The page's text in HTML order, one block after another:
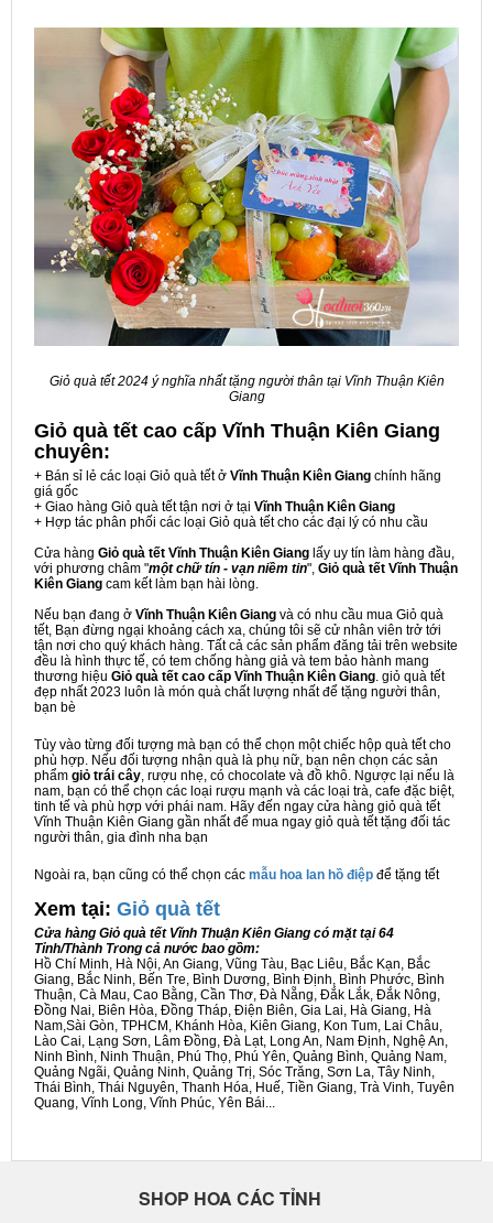
Giỏ quà tết 2024 ý nghĩa nhất tặng người thân tại Vĩnh Thuận Kiên
Giang
Giỏ quà tết cao cấp Vĩnh Thuận Kiên Giang
chuyên:
+ Bán sỉ lẻ các loại Giỏ quà tết ở Vĩnh Thuận Kiên Giang chính hãng
giá gốc
+ Giao hàng Giỏ quà tết tận nơi ở tại Vĩnh Thuận Kiên Giang
+ Hợp tác phân phối các loại Giỏ quà tết cho các đại lý có nhu cầu
Cửa hàng Giỏ quà tết Vĩnh Thuận Kiên Giang lấy uy tín làm hàng đầu,
với phương châm "một chữ tín - vạn niềm tin", Giỏ quà tết Vĩnh Thuận
Kiên Giang cam kết làm bạn hài lòng.
Nếu bạn đang ở Vĩnh Thuận Kiên Giang và có nhu cầu mua Giỏ quà
tết, Bạn đừng ngại khoảng cách xa, chúng tôi sẽ cử nhân viên trở tới
tận nơi cho quý khách hàng. Tất cả các sản phẩm đăng tải trên website
đều là hình thực tế, có tem chống hàng giả và tem bảo hành mang
thương hiệu Giỏ quà tết cao cấp Vĩnh Thuận Kiên Giang. giỏ quà tết
đẹp nhất 2023 luôn là món quà chất lượng nhất để tặng người thân,
bạn bè
Tùy vào từng đối tượng mà bạn có thể chọn một chiếc hộp quà tết cho
phù hợp. Nếu đối tượng nhận quà là phụ nữ, bạn nên chọn các sản
phẩm giỏ trái cây, rượu nhẹ, có chocolate và đồ khô. Ngược lại nếu là
nam, bạn có thể chọn các loại rượu mạnh và các loại trà, cafe đặc biệt,
tinh tế và phù hợp với phái nam. Hãy đến ngay cửa hàng giỏ quà tết
Vĩnh Thuận Kiên Giang gần nhất để mua ngay giỏ quà tết tặng đối tác
người thân, gia đình nha bạn
Ngoài ra, bạn cũng có thể chọn các mẫu hoa lan hồ điệp để tặng tết
Xem tại: Giỏ quà tết
Cửa hàng Giỏ quà tết Vĩnh Thuận Kiên Giang có mặt tại 64
Tỉnh/Thành Trong cả nước bao gồm:
Hồ Chí Minh, Hà Nội, An Giang, Vũng Tàu, Bạc Liêu, Bắc Kạn, Bắc
Giang, Bắc Ninh, Bến Tre, Bình Dương, Bình Định, Bình Phước, Bình
Thuận, Cà Mau, Cao Bằng, Cần Thơ, Đà Nẵng, Đắk Lắk, Đắk Nông,
Đồng Nai, Biên Hòa, Đồng Tháp, Điện Biên, Gia Lai, Hà Giang, Hà
Nam,Sài Gòn, TPHCM, Khánh Hòa, Kiên Giang, Kon Tum, Lai Châu,
Lào Cai, Lạng Sơn, Lâm Đồng, Đà Lạt, Long An, Nam Định, Nghệ An,
Ninh Bình, Ninh Thuận, Phú Thọ, Phú Yên, Quảng Bình, Quảng Nam,
Quảng Ngãi, Quảng Ninh, Quảng Trị, Sóc Trăng, Sơn La, Tây Ninh,
Thái Bình, Thái Nguyên, Thanh Hóa, Huế, Tiền Giang, Trà Vinh, Tuyên
Quang, Vĩnh Long, Vĩnh Phúc, Yên Bái...
SHOP HOA CÁC TỈNH